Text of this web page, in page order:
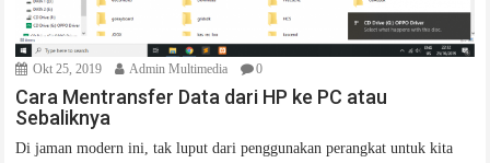
Okt 25, 2019 Admin Multimedia 0
Cara Mentransfer Data dari HP ke PC atau
Sebaliknya
Di jaman modern ini, tak luput dari penggunakan perangkat untuk kita